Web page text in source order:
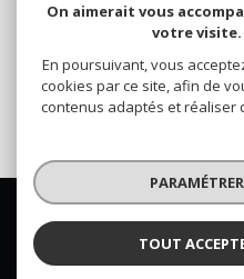
VOIR
© 2026 | Tous droits
Nos honoraires
Plan
Admin
Nos liens
On aimerait vous
votre visite.
En poursuivant, vous
cookies par ce site, afin de
contenus adaptés et réaliser
PARAMÉTRER
TOUT